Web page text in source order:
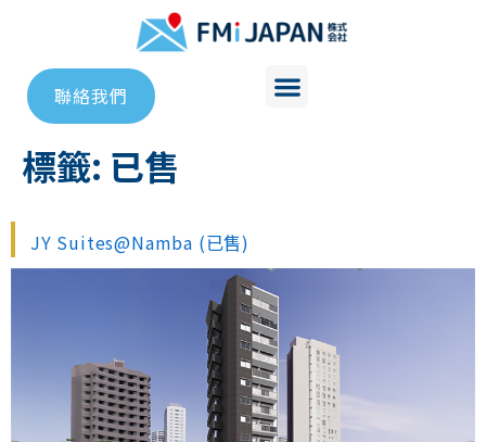
聯絡我們
標籤: 已售
JY Suites@Namba (已售)